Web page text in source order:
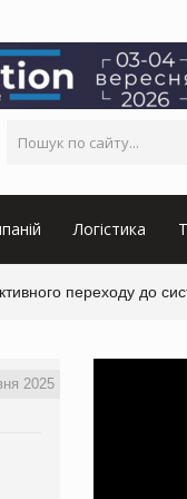
Логістика
переходу до
2025